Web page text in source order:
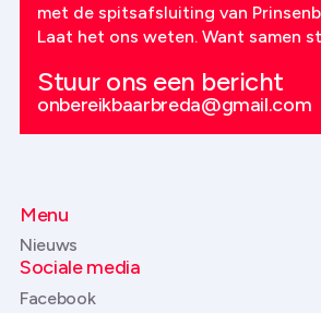
met de spitsafsluiting van
Laat het ons weten. Want samen
Stuur ons een bericht
onbereikbaarbreda@gmail.com
Menu
Nieuws
Sociale media
Facebook